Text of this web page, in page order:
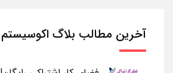
آخرین مطالب بلاگ اکوسیستم